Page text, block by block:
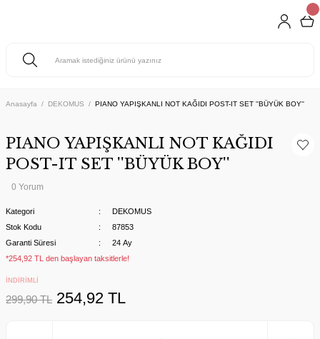
Anasayfa DEKOMUS PIANO YAPIŞKANLI NOT KAĞIDI POST-IT SET ''BÜYÜK BOY''
PIANO YAPIŞKANLI NOT KAĞIDI
POST-IT SET ''BÜYÜK BOY''
0 Yorum
Kategori
DEKOMUS
Stok Kodu
87853
Garanti Süresi
24 Ay
*254,92 TL den başlayan taksitlerle!
İNDİRİMLİ
299,90 TL 254,92 TL